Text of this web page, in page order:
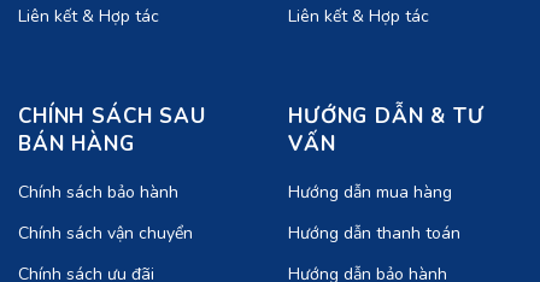
Liên kết & Hợp tác
Liên kết & Hợp tác
CHÍNH SÁCH SAU
BÁN HÀNG
Chính sách bảo hành
Chính sách vận chuyển
Chính sách ưu đãi
HƯỚNG DẪN & TƯ
VẤN
Hướng dẫn mua hàng
Hướng dẫn thanh toán
Hướng dẫn bảo hành